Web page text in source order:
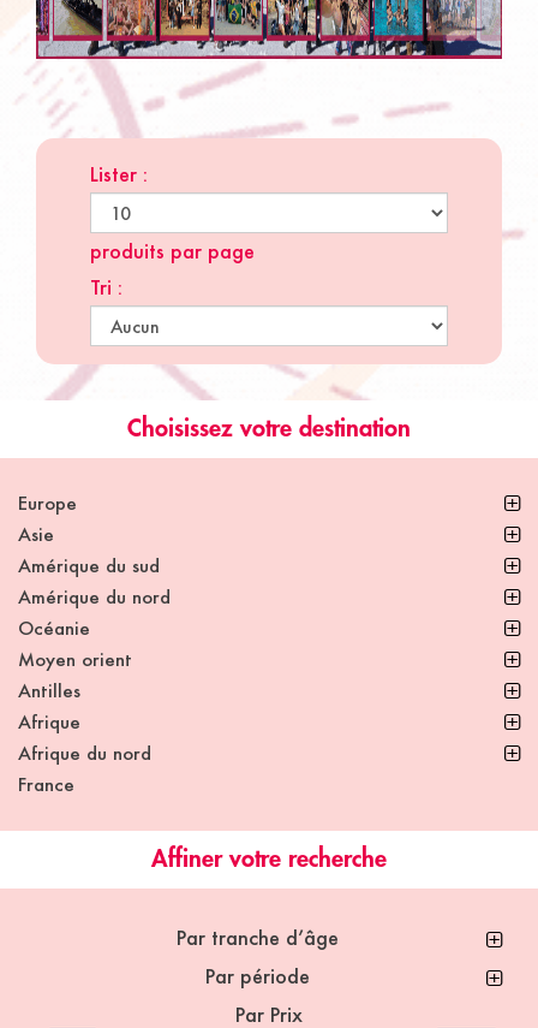
Lister :
produits par page
Tri :
Choisissez votre destination
Europe
Asie
Amérique du sud
Amérique du nord
Océanie
Moyen orient
Antilles
Afrique
Afrique du nord
France
Affiner votre recherche
Par tranche d’âge
Par période
Par Prix